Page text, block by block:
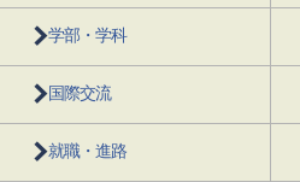
学部・学科
国際交流
就職・進路